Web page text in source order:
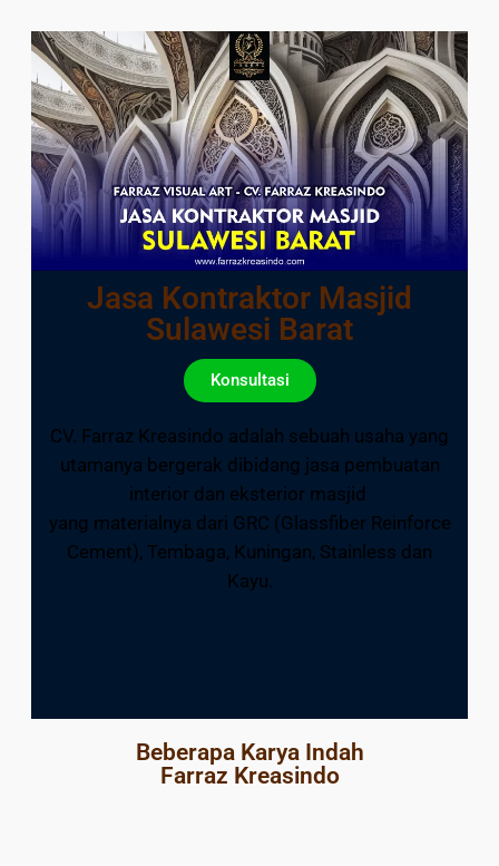
Jasa Kontraktor Masjid
Sulawesi Barat
Konsultasi
CV. Farraz Kreasindo adalah sebuah usaha yang
utamanya bergerak dibidang jasa pembuatan
interior dan eksterior masjid
yang materialnya dari GRC (Glassfiber Reinforce
Cement), Tembaga, Kuningan, Stainless dan
Kayu.
Beberapa Karya Indah
Farraz Kreasindo